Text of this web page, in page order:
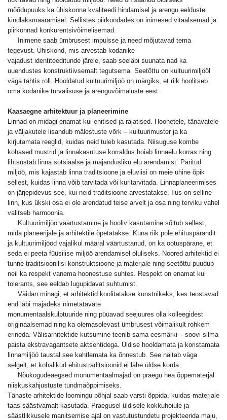
mõõdupuuks ka ühiskonna kvaliteedi hindamisel ja arengu eelduste
kindlaksmääramisel. Sellistes piirkondades on inimesed vitaalsemad ja
piirkonnad konkurentsivõimelisemad.
Inimene saab ümbrusest impulsse ja need mõjutavad tema
tegevust. Ühiskond, mis arvestab kodanike
vajadust identiteeditunde järele, saab seeläbi suunata nad ka
uuendustes konstruktiivsemalt tegutsema. Seetõttu on kultuurimiljööl
väga tähtis roll. Hooldatud kultuurimiljöö on märgiks, et riik hoolitseb
oma kodanike turvalisuse ja arenguvõimaluste eest.
Kaasaegne arhitektuur ja planeerimine
Linnad on midagi enamat kui ehitised ja rajatised. Hoonetele, tänavatele
ja väljakutele lisandub mälestuste võrk – kultuurimuster ja ka
kirjutamata reeglid, kuidas neid tuleb kasutada. Niisuguse kombe
kohased mustrid ja linnakasutuse korraldus hoiab linnaelu korras ning
lihtsustab linna sotsiaalse ja majandusliku elu arendamist. Päritud
miljöö, mis kajastab linna traditsioone ja eluviisi on meie ühine õpik
sellest, kuidas linna võib tarvitada või kuritarvitada. Linnaplaneerimises
on järjepidevus see, kui neid traditsioone arvestatakse. Ilus on selline
linn, kus ükski osa ei ole arendatud teise arvelt ja osa ning terviku vahel
valitseb harmoonia.
Kultuurimiljöö väärtustamine ja hooliv kasutamine sõltub sellest,
mida planeerijale ja arhitektile õpetatakse. Kuna riik pole ehituspärandit
ja kultuurimiljööd vajalikul määral väärtustanud, on ka ootuspärane, et
seda ei peeta füüsilise miljöö arendamisel oluliseks. Noored arhitektid ei
tunne traditsioonilisi konstruktsioone ja materjale ning seetõttu puudub
neil ka respekt vanema hoonestuse suhtes. Respekt on enamat kui
tolerants, see eeldab lugupidavat suhtumist.
Väidan minagi, et arhitektid koolitatakse kunstnikeks, kes teostavad
end läbi majadeks nimetatavate
monumentaalskulptuuride ning püüavad seejuures olla kolleegidest
originaalsemad ning ka olemasolevast ümbrusest võimalikult rohkem
erineda. Välisarhitektide kutsumine teenib sama eesmärki – soovi silma
paista ekstravagantsete aktsentidega. Üldise hooldamata ja koristamata
linnamiljöö taustal see kahtlemata ka õnnestub. See näitab väga
selgelt, et kohalikud ehitustraditsioonid ei lähe üldse korda.
Nõukogudeaegsed monumentaalmajad on praegu hea õppematerjal
niiskuskahjustuste tundmaõppimiseks.
Tänaste arhitektide loomingu põhjal saab varsti õppida, kuidas materjale
taas säästvamalt kasutada. Praegusel üldisele kokkuhoiule ja
säästlikkusele manitsemise ajal on vastutustundetu projekteerida maju,